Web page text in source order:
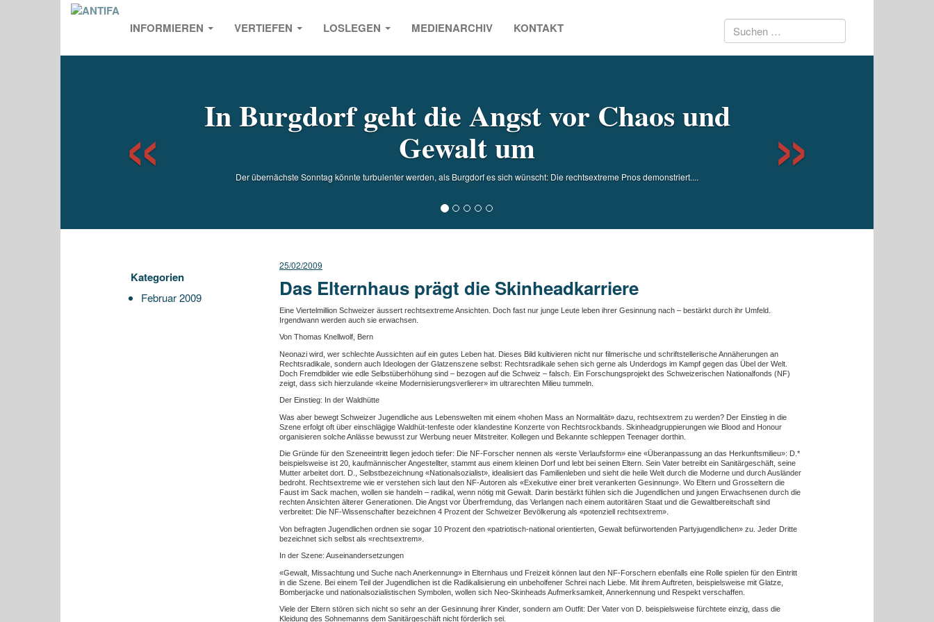
INFORMIEREN VERTIEFEN LOSLEGEN MEDIENARCHIV KONTAKT Suchen
In Burgdorf geht die Angst vor Chaos und
Gewalt um
Der übernächste Sonntag könnte turbulenter werden, als Burgdorf es sich wünscht: Die rechtsextreme Pnos demonstriert....
Previous
Kategorien
Februar 2009
25/02/2009
Das Elternhaus prägt die Skinheadkarriere
Eine Viertelmillion Schweizer äussert rechtsextreme Ansichten. Doch fast nur junge Leute leben ihrer Gesinnung nach – bestärkt durch ihr Umfeld.
Irgendwann werden auch sie erwachsen.
Von Thomas Knellwolf, Bern
Neonazi wird, wer schlechte Aussichten auf ein gutes Leben hat. Dieses Bild kultivieren nicht nur filmerische und schriftstellerische Annäherungen an
Rechtsradikale, sondern auch Ideologen der Glatzenszene selbst: Rechtsradikale sehen sich gerne als Underdogs im Kampf gegen das Übel der Welt.
Doch Fremdbilder wie edle Selbstüberhöhung sind – bezogen auf die Schweiz – falsch. Ein Forschungsprojekt des Schweizerischen Nationalfonds (NF)
zeigt, dass sich hierzulande «keine Modernisierungsverlierer» im ultrarechten Milieu tummeln.
Der Einstieg: In der Waldhütte
Was aber bewegt Schweizer Jugendliche aus Lebenswelten mit einem «hohen Mass an Normalität» dazu, rechtsextrem zu werden? Der Einstieg in die
Szene erfolgt oft über einschlägige Waldhüt-tenfeste oder klandestine Konzerte von Rechtsrockbands. Skinheadgruppierungen wie Blood and Honour
organisieren solche Anlässe bewusst zur Werbung neuer Mitstreiter. Kollegen und Bekannte schleppen Teenager dorthin.
Die Gründe für den Szeneeintritt liegen jedoch tiefer: Die NF-Forscher nennen als «erste Verlaufsform» eine «Überanpassung an das Herkunftsmilieu»: D.*
beispielsweise ist 20, kaufmännischer Angestellter, stammt aus einem kleinen Dorf und lebt bei seinen Eltern. Sein Vater betreibt ein Sanitärgeschäft, seine
Mutter arbeitet dort. D., Selbstbezeichnung «Nationalsozialist», idealisiert das Familienleben und sieht die heile Welt durch die Moderne und durch Ausländer
bedroht. Rechtsextreme wie er verstehen sich laut den NF-Autoren als «Exekutive einer breit verankerten Gesinnung». Wo Eltern und Grosseltern die
Faust im Sack machen, wollen sie handeln – radikal, wenn nötig mit Gewalt. Darin bestärkt fühlen sich die Jugendlichen und jungen Erwachsenen durch die
rechten Ansichten älterer Generationen. Die Angst vor Überfremdung, das Verlangen nach einem autoritären Staat und die Gewaltbereitschaft sind
verbreitet: Die NF-Wissenschafter bezeichnen 4 Prozent der Schweizer Bevölkerung als «potenziell rechtsextrem».
Von befragten Jugendlichen ordnen sie sogar 10 Prozent den «patriotisch-national orientierten, Gewalt befürwortenden Partyjugendlichen» zu. Jeder Dritte
bezeichnet sich selbst als «rechtsextrem».
In der Szene: Auseinandersetzungen
«Gewalt, Missachtung und Suche nach Anerkennung» in Elternhaus und Freizeit können laut den NF-Forschern ebenfalls eine Rolle spielen für den Eintritt
in die Szene. Bei einem Teil der Jugendlichen ist die Radikalisierung ein unbeholfener Schrei nach Liebe. Mit ihrem Auftreten, beispielsweise mit Glatze,
Bomberjacke und nationalsozialistischen Symbolen, wollen sich Neo-Skinheads Aufmerksamkeit, Annerkennung und Respekt verschaffen.
Viele der Eltern stören sich nicht so sehr an der Gesinnung ihrer Kinder, sondern am Outfit: Der Vater von D. beispielsweise fürchtete einzig, dass die
Kleidung des Sohnemanns dem Sanitärgeschäft nicht förderlich sei.